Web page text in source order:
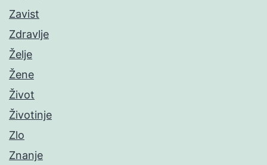
Zavist
Zdravlje
Želje
Žene
Život
Životinje
Zlo
Znanje